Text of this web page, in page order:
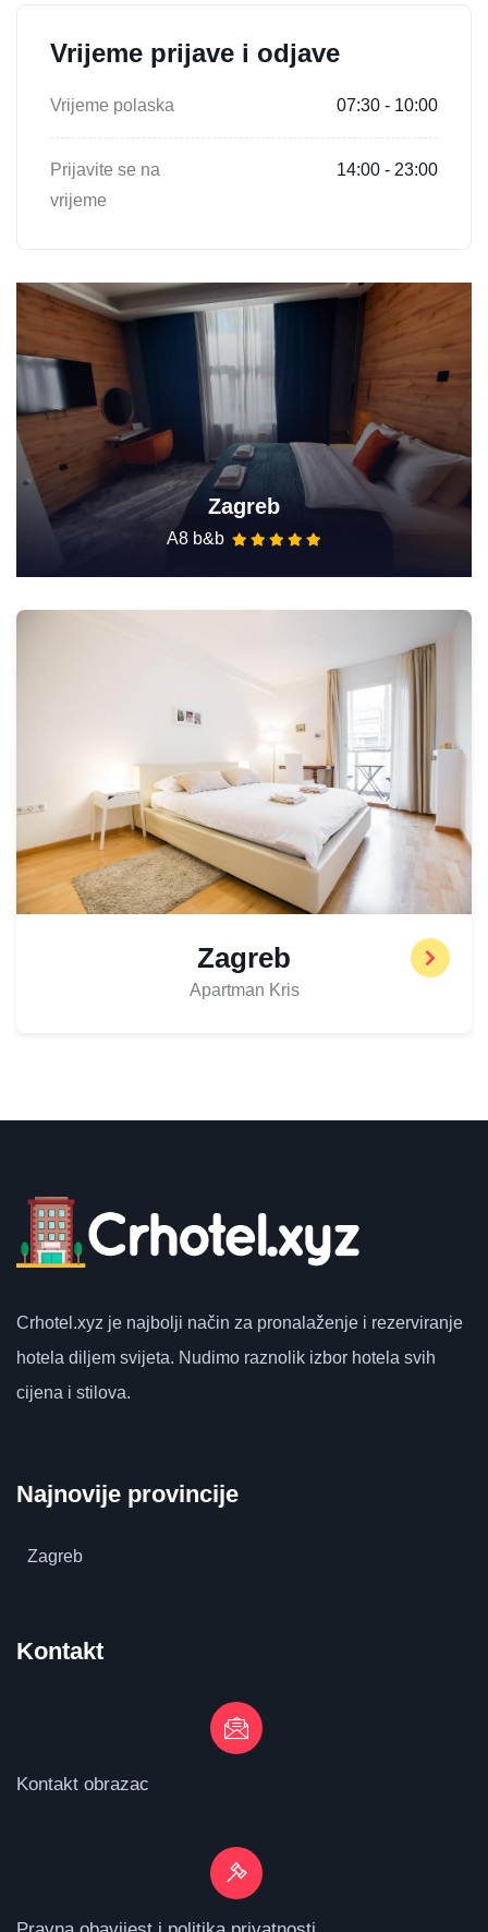
Vrijeme prijave i odjave
Vrijeme polaska 07:30 - 10:00
Prijavite se na
vrijeme
14:00 - 23:00
Zagreb
A8 b&b
Zagreb
Apartman Kris
Crhotel.xyz je najbolji način za pronalaženje i rezerviranje
hotela diljem svijeta. Nudimo raznolik izbor hotela svih
cijena i stilova.
Najnovije provincije
Zagreb
Kontakt
Kontakt obrazac